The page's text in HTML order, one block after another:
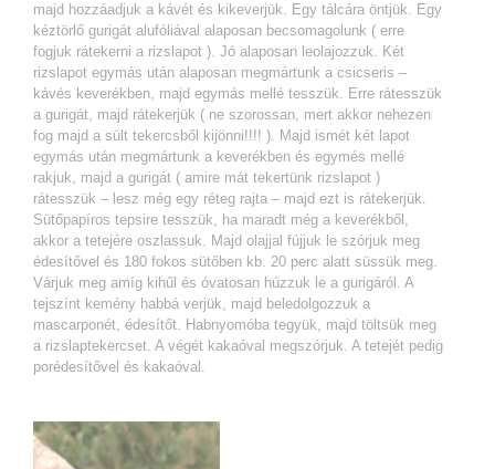
majd hozzáadjuk a kávét és kikeverjük. Egy tálcára öntjük. Egy
kéztörlő gurigát alufóliával alaposan becsomagolunk ( erre
fogjuk rátekerni a rizslapot ). Jó alaposan leolajozzuk. Két
rizslapot egymás után alaposan megmártunk a csicseris –
kávés keverékben, majd egymás mellé tesszük. Erre rátesszük
a gurigát, majd rátekerjük ( ne szorossan, mert akkor nehezen
fog majd a sült tekercsből kijönni!!!! ). Majd ismét két lapot
egymás után megmártunk a keverékben és egymés mellé
rakjuk, majd a gurigát ( amire mát tekertünk rizslapot )
rátesszük – lesz még egy réteg rajta – majd ezt is rátekerjük.
Sütőpapíros tepsire tesszük, ha maradt még a keverékből,
akkor a tetejére oszlassuk. Majd olajjal fújjuk le szórjuk meg
édesítővel és 180 fokos sütőben kb. 20 perc alatt süssük meg.
Várjuk meg amíg kihűl és óvatosan húzzuk le a gurigáról. A
tejszínt kemény habbá verjük, majd beledolgozzuk a
mascarponét, édesítőt. Habnyomóba tegyük, majd töltsük meg
a rizslaptekercset. A végét kakaóval megszórjuk. A tetejét pedig
porédesítővel és kakaóval.